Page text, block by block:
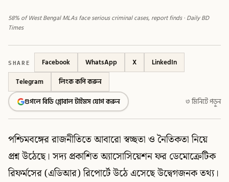
58% of West Bengal MLAs face serious criminal cases, report finds · Daily BD
Times
SHARE Facebook WhatsApp X
LinkedIn
Telegram
লিংক কপি করুন
গুগলে বিডি গ্লোবাল টাইমস যোগ করুন
৩ মিনিটে পড়ুন
পশ্চিমবঙ্গের রাজনীতিতে আবারো স্বচ্ছতা ও নৈতিকতা নিয়ে
প্রশ্ন উঠেছে। সদ্য প্রকাশিত অ্যাসোসিয়েশন ফর ডেমোক্রেটিক
রিফর্মসের (এডিআর) রিপোর্টে উঠে এসেছে উদ্বেগজনক তথ্য।